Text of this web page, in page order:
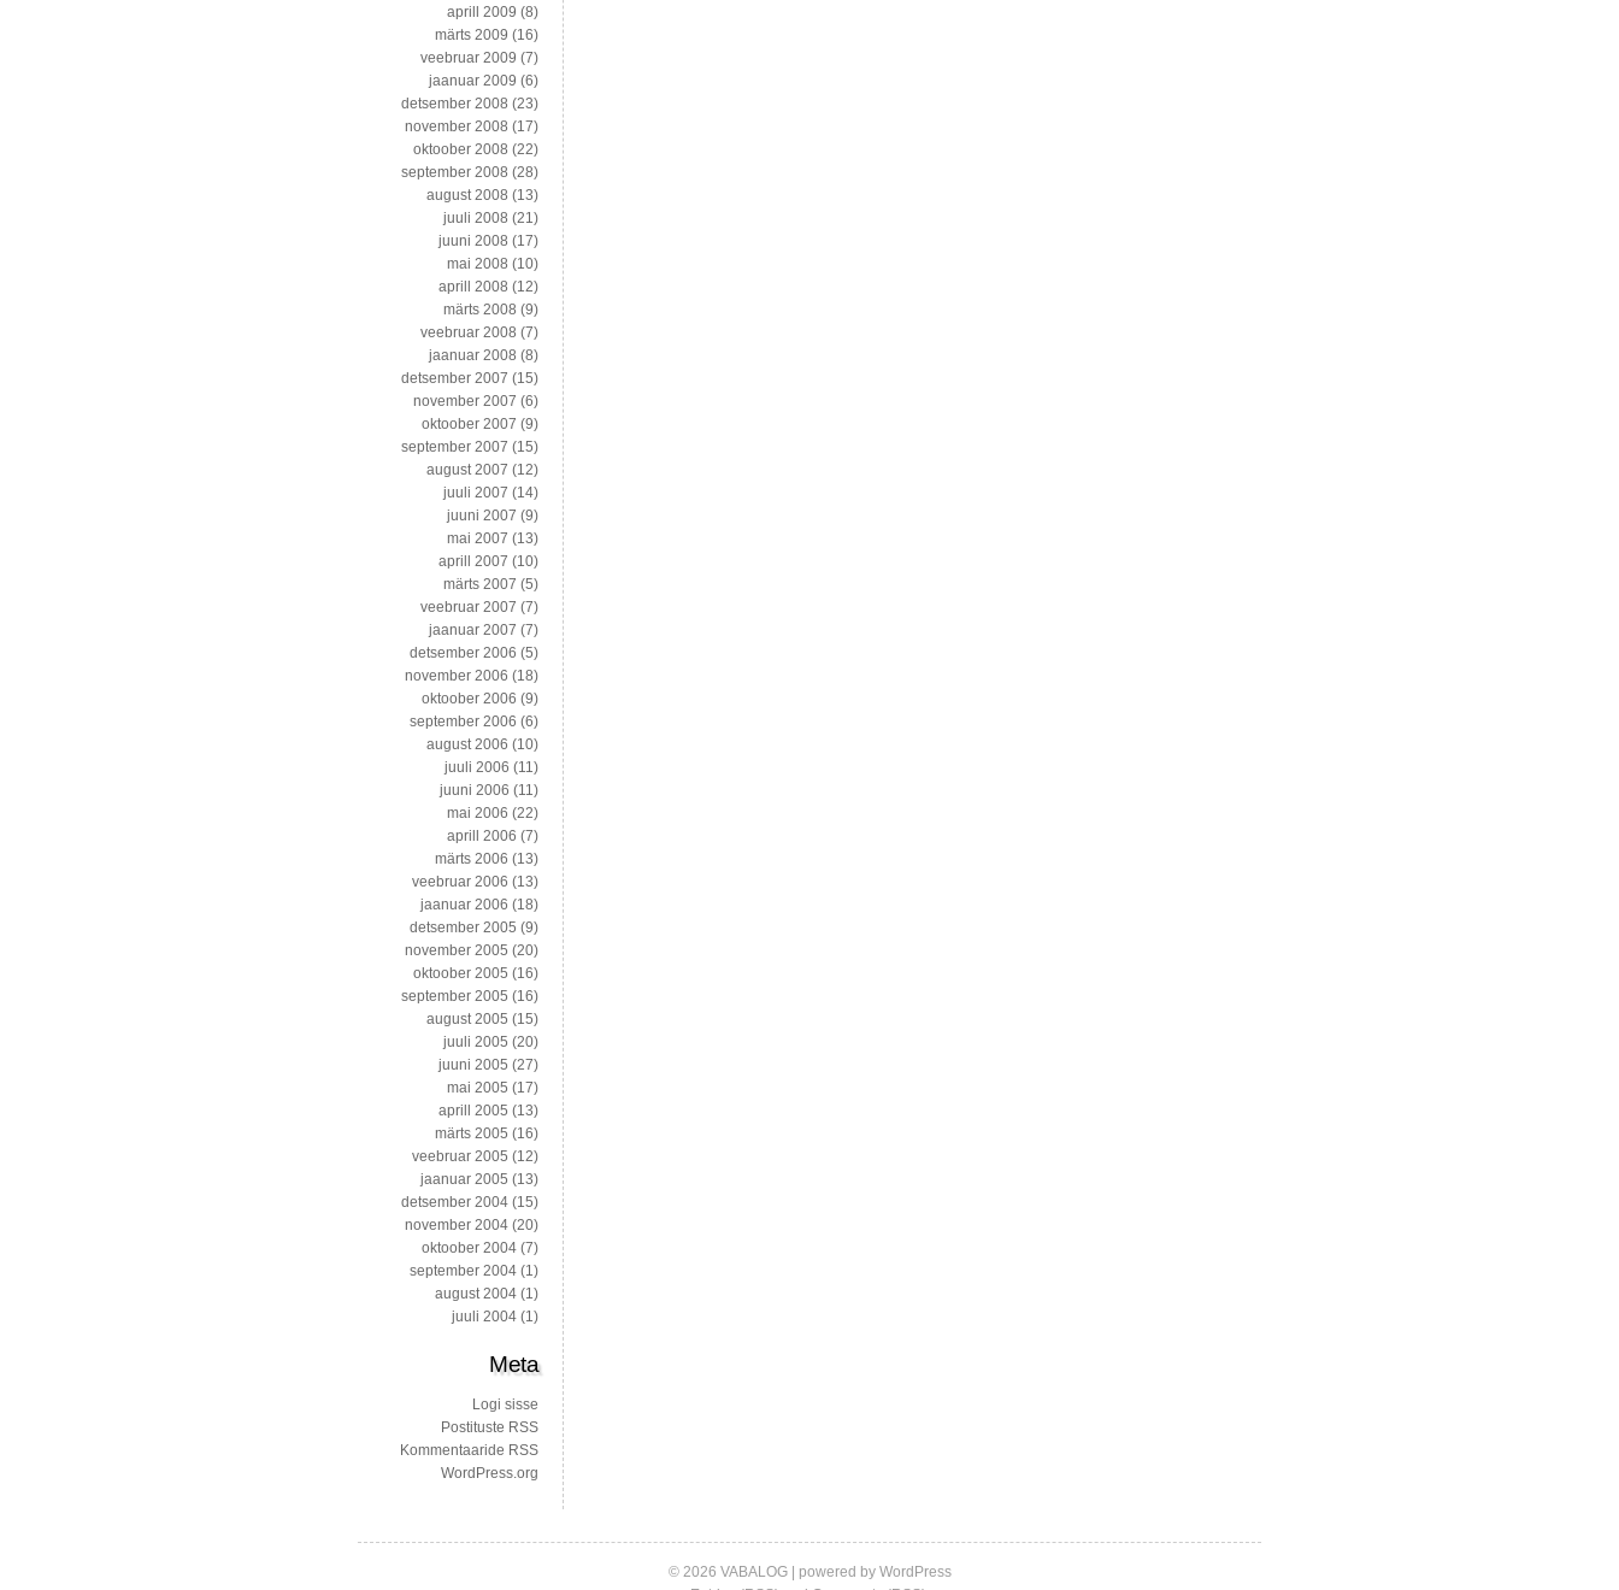
aprill 2009 (8)
märts 2009 (16)
veebruar 2009 (7)
jaanuar 2009 (6)
detsember 2008 (23)
november 2008 (17)
oktoober 2008 (22)
september 2008 (28)
august 2008 (13)
juuli 2008 (21)
juuni 2008 (17)
mai 2008 (10)
aprill 2008 (12)
märts 2008 (9)
veebruar 2008 (7)
jaanuar 2008 (8)
detsember 2007 (15)
november 2007 (6)
oktoober 2007 (9)
september 2007 (15)
august 2007 (12)
juuli 2007 (14)
juuni 2007 (9)
mai 2007 (13)
aprill 2007 (10)
märts 2007 (5)
veebruar 2007 (7)
jaanuar 2007 (7)
detsember 2006 (5)
november 2006 (18)
oktoober 2006 (9)
september 2006 (6)
august 2006 (10)
juuli 2006 (11)
juuni 2006 (11)
mai 2006 (22)
aprill 2006 (7)
märts 2006 (13)
veebruar 2006 (13)
jaanuar 2006 (18)
detsember 2005 (9)
november 2005 (20)
oktoober 2005 (16)
september 2005 (16)
august 2005 (15)
juuli 2005 (20)
juuni 2005 (27)
mai 2005 (17)
aprill 2005 (13)
märts 2005 (16)
veebruar 2005 (12)
jaanuar 2005 (13)
detsember 2004 (15)
november 2004 (20)
oktoober 2004 (7)
september 2004 (1)
august 2004 (1)
juuli 2004 (1)
Meta
Logi sisse
Postituste RSS
Kommentaaride RSS
WordPress.org
© 2026 VABALOG | powered by WordPress